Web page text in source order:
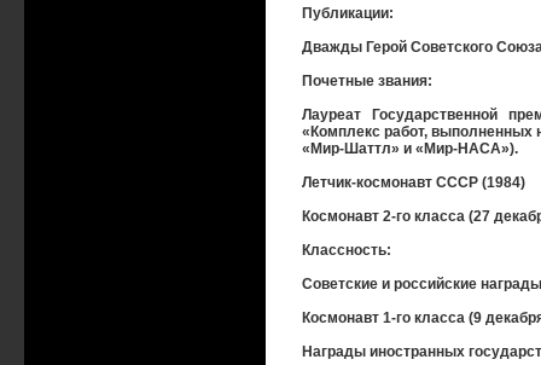
Публикации:
Дважды Герой Советского
Почетные звания:
Лауреат Государственной
«Комплекс работ, выполненных
«Мир-Шаттл» и «Мир-НАСА»).
Летчик-космонавт СССР (1984)
Космонавт 2-го класса (27
Классность:
Советские и российские
Космонавт 1-го класса (9
Награды иностранных